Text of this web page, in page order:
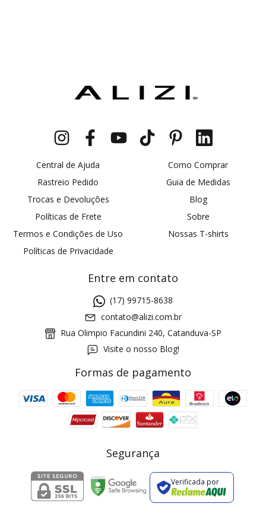
Central de Ajuda
Rastreio Pedido
Trocas e Devoluções
Políticas de Frete
Termos e Condições de Uso
Políticas de Privacidade
Como Comprar
Guia de Medidas
Blog
Sobre
Nossas T-shirts
Entre em contato
(17) 99715-8638
contato@alizi.com.br
Rua Olimpio Facundini 240, Catanduva-SP
Visite o nosso Blog!
Formas de pagamento
Segurança
Verificada por
Cupom 1a compra: GANHE5
2 pecas 7% OFF